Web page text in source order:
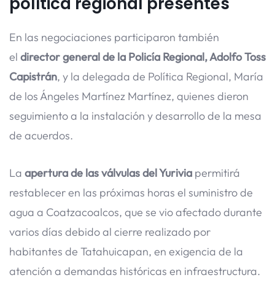
En las negociaciones participaron también
el director general de la Policía Regional, Adolfo Toss
Capistrán, y la delegada de Política Regional, María
de los Ángeles Martínez Martínez, quienes dieron
seguimiento a la instalación y desarrollo de la mesa
de acuerdos.
La apertura de las válvulas del Yurivia permitirá
restablecer en las próximas horas el suministro de
agua a Coatzacoalcos, que se vio afectado durante
varios días debido al cierre realizado por
habitantes de Tatahuicapan, en exigencia de la
atención a demandas históricas en infraestructura.